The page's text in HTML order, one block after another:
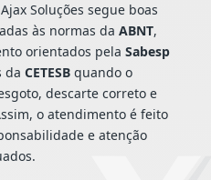
Soluções segue boas
às normas da ABNT,
orientados pela Sabesp
da CETESBquando o
descarte correto e
o atendimento é feito
e atenção